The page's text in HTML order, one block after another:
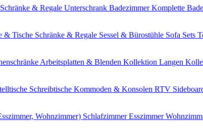
Schränke & Regale Unterschrank BadezimmerKomplette
& Tische Schränke & Regale Sessel & Bürostühle Sofa Sets
Arbeitsplatten & Blenden Kollektion Langen
Schreibtische Kommoden & Konsolen RTV
Wohnzimmer) SchlafzimmerEsszimmer